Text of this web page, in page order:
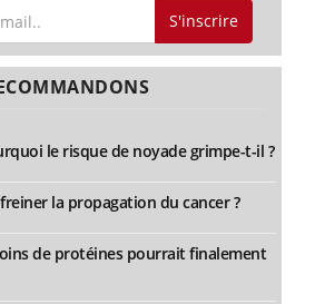
S'inscrire
le risque de noyade grimpe-t-il ?
la propagation du cancer ?
de protéines pourrait finalement